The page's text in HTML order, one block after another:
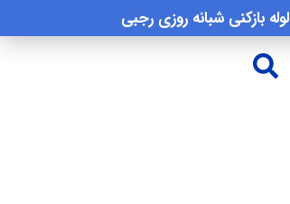
لوله بازکنی شبانه روزی رجبی